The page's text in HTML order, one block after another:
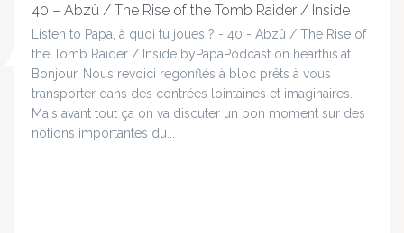
40 – Abzû / The Rise of the Tomb Raider / Inside
Listen to Papa, à quoi tu joues ? - 40 - Abzû / The Rise of
the Tomb Raider / Inside byPapaPodcast on hearthis.at
Bonjour, Nous revoici regonflés à bloc prêts à vous
transporter dans des contrées lointaines et imaginaires.
Mais avant tout ça on va discuter un bon moment sur des
notions importantes du...